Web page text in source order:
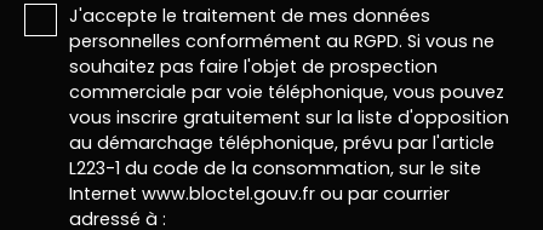
J'accepte le traitement de mes données
personnelles conformément au RGPD. Si vous ne
souhaitez pas faire l'objet de prospection
commerciale par voie téléphonique, vous pouvez
vous inscrire gratuitement sur la liste d'opposition
au démarchage téléphonique, prévu par l'article
L223-1 du code de la consommation, sur le site
Internet www.bloctel.gouv.fr ou par courrier
adressé à :